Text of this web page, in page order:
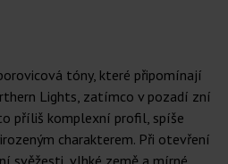
tóny, které připomínají
Lights, zatímco v pozadí zní
příliš komplexní profil, spíše
charakterem. Při otevření